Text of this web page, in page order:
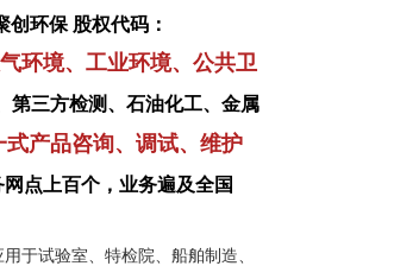
环保 股权代码：
环境、工业环境、公共卫
第三方检测、石油化工、金属
式产品咨询、调试、维护
点上百个，业务遍及全国
于试验室、特检院、船舶制造、